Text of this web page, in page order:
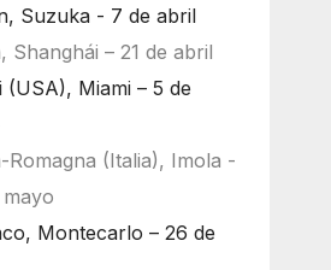
Suzuka - 7 de abril
Shanghái – 21 de abril
(USA), Miami – 5 de
Romagna (Italia), Imola -
Montecarlo – 26 de